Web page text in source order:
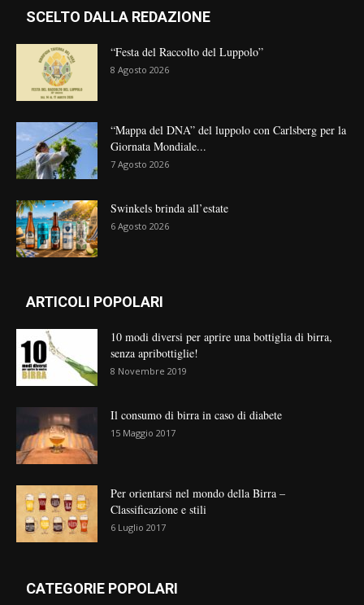
SCELTO DALLA REDAZIONE
“Festa del Raccolto del Luppolo”
8 Agosto 2026
“Mappa del DNA” del luppolo con Carlsberg per la
Giornata Mondiale...
7 Agosto 2026
Swinkels brinda all’estate
6 Agosto 2026
ARTICOLI POPOLARI
10 modi diversi per aprire una bottiglia di birra,
senza apribottiglie!
8 Novembre 2019
Il consumo di birra in caso di diabete
15 Maggio 2017
Per orientarsi nel mondo della Birra –
Classificazione e stili
6 Luglio 2017
CATEGORIE POPOLARI